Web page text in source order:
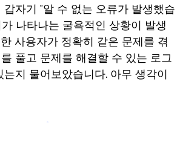
자기 "알 수 없는 오류가 발생했습
나타나는 굴욕적인 상황이 발생
사용자가 정확히 같은 문제를 겪
풀고 문제를 해결할 수 있는 로그
지 물어보았습니다. 아무 생각이